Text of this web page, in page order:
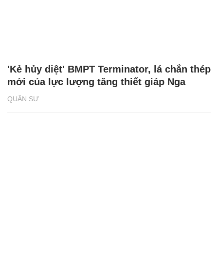
QUÂN SỰ
'Kẻ hủy diệt' BMPT Terminator, lá chắn thép
mới của lực lượng tăng thiết giáp Nga